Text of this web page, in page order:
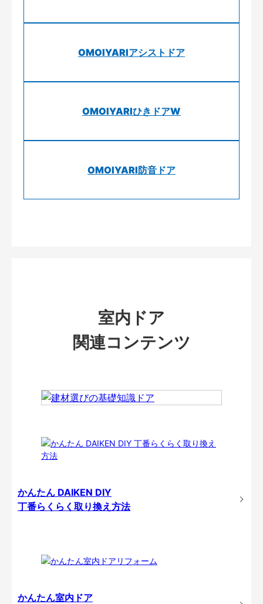
OMOIYARIアシストドア
OMOIYARIひきドアW
OMOIYARI防音ドア
室内ドア
関連コンテンツ
かんたん DAIKEN DIY
丁番らくらく取り換え方法
かんたん室内ドア